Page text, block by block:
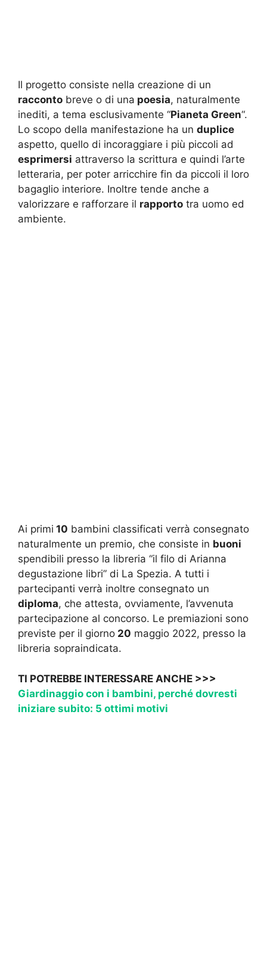
Il progetto consiste nella creazione di un
racconto breve o di una poesia, naturalmente
inediti, a tema esclusivamente “Pianeta Green“.
Lo scopo della manifestazione ha un duplice
aspetto, quello di incoraggiare i più piccoli ad
esprimersi attraverso la scrittura e quindi l’arte
letteraria, per poter arricchire fin da piccoli il loro
bagaglio interiore. Inoltre tende anche a
valorizzare e rafforzare il rapporto tra uomo ed
ambiente.
Ai primi 10 bambini classificati verrà consegnato
naturalmente un premio, che consiste in buoni
spendibili presso la libreria “il filo di Arianna
degustazione libri” di La Spezia. A tutti i
partecipanti verrà inoltre consegnato un
diploma, che attesta, ovviamente, l’avvenuta
partecipazione al concorso. Le premiazioni sono
previste per il giorno 20 maggio 2022, presso la
libreria sopraindicata.
TI POTREBBE INTERESSARE ANCHE >>>
Giardinaggio con i bambini, perché dovresti
iniziare subito: 5 ottimi motivi